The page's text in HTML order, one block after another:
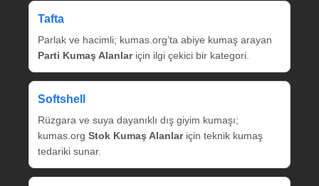
Tafta
Parlak ve hacimli; kumas.org’ta abiye kumaş arayan
Parti Kumaş Alanlariçin ilgi çekici bir kategori.
Softshell
Rüzgara ve suya dayanıklı dış giyim kumaşı;
kumas.org Stok Kumaş Alanlariçin teknik kumaş
tedariki sunar.